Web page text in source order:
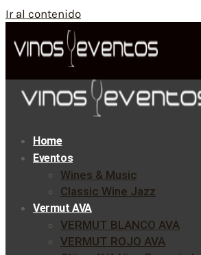
Ir al contenido
Home
Eventos
Wines & Music
Classic Wine Jazz
Vermut AVA
VERMUT BLANCO AVA
VERMUT ROJO AVA